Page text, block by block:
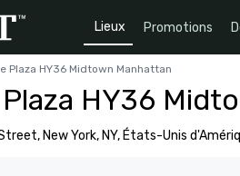
Lieux Promotions
Plaza HY36 Midtown Manhattan
HY36
New York, NY, États-Unis